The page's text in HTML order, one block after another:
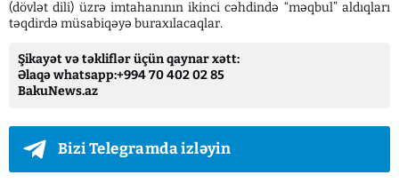
(dövlət dili) üzrə imtahanının ikinci cəhdində “məqbul” aldıqları
təqdirdə müsabiqəyə buraxılacaqlar.
Şikayət və təkliflər üçün qaynar xətt:
Əlaqə whatsapp:+994 70 402 02 85
BakuNews.az
Bizi Telegramda izləyin